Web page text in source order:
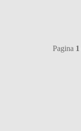
Pagina 1